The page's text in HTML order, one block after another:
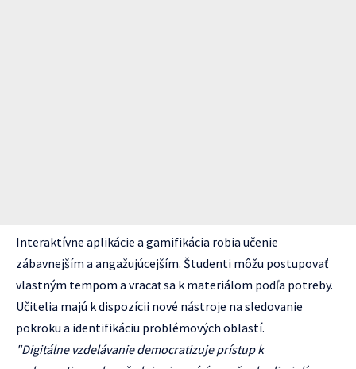
Interaktívne aplikácie a gamifikácia robia učenie
zábavnejším a angažujúcejším. Študenti môžu postupovať
vlastným tempom a vracať sa k materiálom podľa potreby.
Učitelia majú k dispozícii nové nástroje na sledovanie
pokroku a identifikáciu problémových oblastí.
"Digitálne vzdelávanie democratizuje prístup k